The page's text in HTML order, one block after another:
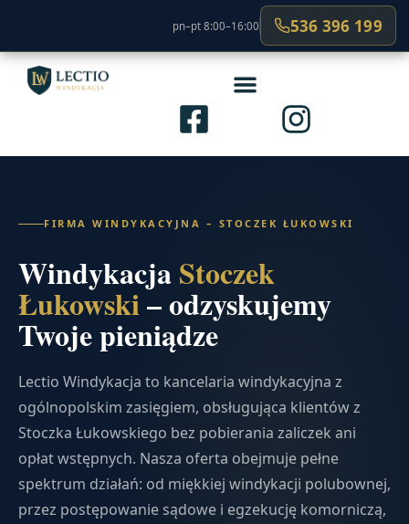
pn–pt 8:00–16:00 536 396 199
FIRMA WINDYKACYJNA – STOCZEK ŁUKOWSKI
WindykacjaStoczek
Łukowski– odzyskujemy
Twoje pieniądze
Lectio Windykacja to kancelaria windykacyjna z
ogólnopolskim zasięgiem, obsługująca klientów z
Stoczka Łukowskiego bez pobierania zaliczek ani
opłat wstępnych. Nasza oferta obejmuje pełne
spektrum działań: od miękkiej windykacji polubownej,
przez postępowanie sądowe i egzekucję komorniczą,